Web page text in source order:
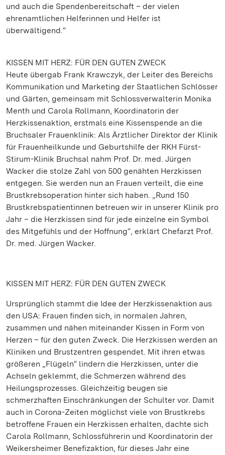
und auch die Spendenbereitschaft – der vielen
ehrenamtlichen Helferinnen und Helfer ist
überwältigend.“
KISSEN MIT HERZ: FÜR DEN GUTEN ZWECK
Heute übergab Frank Krawczyk, der Leiter des Bereichs
Kommunikation und Marketing der Staatlichen Schlösser
und Gärten, gemeinsam mit Schlossverwalterin Monika
Menth und Carola Rollmann, Koordinatorin der
Herzkissenaktion, erstmals eine Kissenspende an die
Bruchsaler Frauenklinik: Als Ärztlicher Direktor der Klinik
für Frauenheilkunde und Geburtshilfe der RKH Fürst-
Stirum-Klinik Bruchsal nahm Prof. Dr. med. Jürgen
Wacker die stolze Zahl von 500 genähten Herzkissen
entgegen. Sie werden nun an Frauen verteilt, die eine
Brustkrebsoperation hinter sich haben. „Rund 150
Brustkrebspatientinnen betreuen wir in unserer Klinik pro
Jahr – die Herzkissen sind für jede einzelne ein Symbol
des Mitgefühls und der Hoffnung“, erklärt Chefarzt Prof.
Dr. med. Jürgen Wacker.
KISSEN MIT HERZ: FÜR DEN GUTEN ZWECK
Ursprünglich stammt die Idee der Herzkissenaktion aus
den USA: Frauen finden sich, in normalen Jahren,
zusammen und nähen miteinander Kissen in Form von
Herzen – für den guten Zweck. Die Herzkissen werden an
Kliniken und Brustzentren gespendet. Mit ihren etwas
größeren „Flügeln“ lindern die Herzkissen, unter die
Achseln geklemmt, die Schmerzen während des
Heilungsprozesses. Gleichzeitig beugen sie
schmerzhaften Einschränkungen der Schulter vor. Damit
auch in Corona-Zeiten möglichst viele von Brustkrebs
betroffene Frauen ein Herzkissen erhalten, dachte sich
Carola Rollmann, Schlossführerin und Koordinatorin der
Weikersheimer Benefizaktion, für dieses Jahr eine